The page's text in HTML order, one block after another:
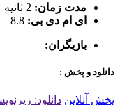
مدت زمان: 2 ثانیه
ای ام دی بی: 8.8
بازیگران:
دانلود و پخش :
پخش آنلاین دانلود: